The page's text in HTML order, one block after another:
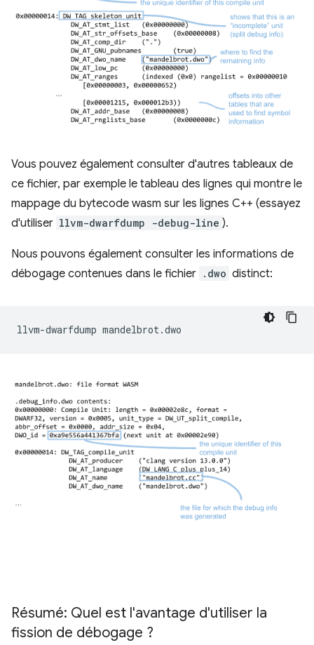
Vous pouvez également consulter d'autres tableaux de
ce fichier, par exemple le tableau des lignes qui montre le
mappage du bytecode wasm sur les lignes C++ (essayez
d'utiliser llvm-dwarfdump -debug-line ).
Nous pouvons également consulter les informations de
débogage contenues dans le fichier .dwo distinct:
llvm-dwarfdump
Résumé: Quel est l'avantage d'utiliser la
fission de débogage ?